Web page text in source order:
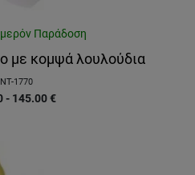
Παράδοση
με κομψά λουλούδια
INT-1770
- 145.00€